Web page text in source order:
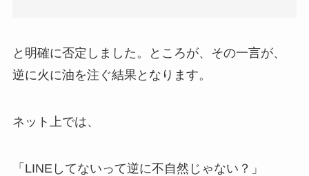
と明確に否定しました。ところが、その一言が、
逆に火に油を注ぐ結果となります。
ネット上では、
「LINEしてないって逆に不自然じゃない？」